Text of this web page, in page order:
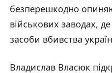
безперешкодно
військових заводах,
засоби вбивства
Владислав Власюк